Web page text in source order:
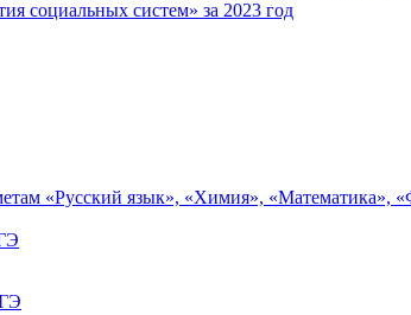
социальных систем» за 2023 год
«Русский язык», «Химия», «Математика»,